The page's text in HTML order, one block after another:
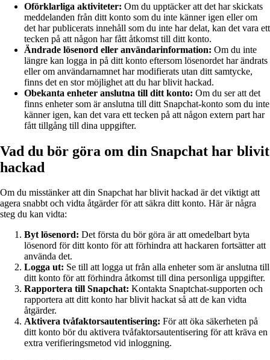
Oförklarliga aktiviteter: Om du upptäcker att det har skickats
meddelanden från ditt konto som du inte känner igen eller om
det har publicerats innehåll som du inte har delat, kan det vara ett
tecken på att någon har fått åtkomst till ditt konto.
Ändrade lösenord eller användarinformation: Om du inte
längre kan logga in på ditt konto eftersom lösenordet har ändrats
eller om användarnamnet har modifierats utan ditt samtycke,
finns det en stor möjlighet att du har blivit hackad.
Obekanta enheter anslutna till ditt konto: Om du ser att det
finns enheter som är anslutna till ditt Snapchat-konto som du inte
känner igen, kan det vara ett tecken på att någon extern part har
fått tillgång till dina uppgifter.
Vad du bör göra om din Snapchat har blivit
hackad
Om du misstänker att din Snapchat har blivit hackad är det viktigt att
agera snabbt och vidta åtgärder för att säkra ditt konto. Här är några
steg du kan vidta:
Byt lösenord: Det första du bör göra är att omedelbart byta
lösenord för ditt konto för att förhindra att hackaren fortsätter att
använda det.
Logga ut: Se till att logga ut från alla enheter som är anslutna till
ditt konto för att förhindra åtkomst till dina personliga uppgifter.
Rapportera till Snapchat: Kontakta Snaptchat-supporten och
rapportera att ditt konto har blivit hackat så att de kan vidta
åtgärder.
Aktivera tvåfaktorsautentisering: För att öka säkerheten på
ditt konto bör du aktivera tvåfaktorsautentisering för att kräva en
extra verifieringsmetod vid inloggning.